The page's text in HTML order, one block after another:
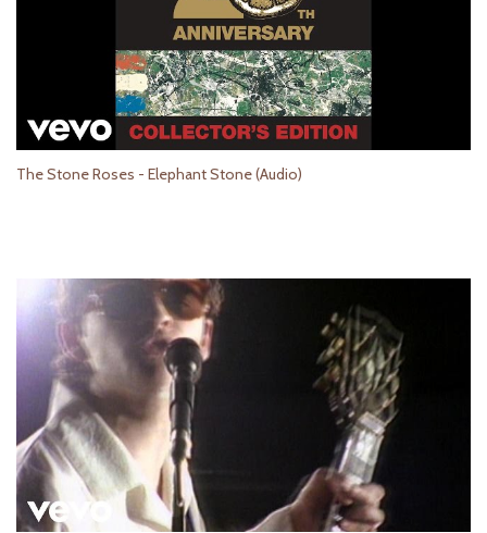
The Stone Roses - Elephant Stone (Audio)